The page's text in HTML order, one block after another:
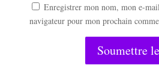
Enregistrer mon nom, mon e-
navigateur pour mon prochain
Soumettre